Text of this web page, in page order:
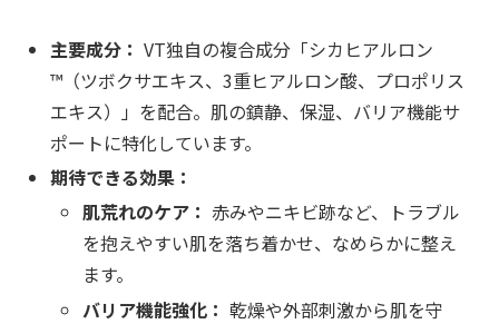
主要成分： VT独自の複合成分「シカヒアルロン
™（ツボクサエキス、3重ヒアルロン酸、プロポリス
エキス）」を配合。肌の鎮静、保湿、バリア機能サ
ポートに特化しています。
期待できる効果：
肌荒れのケア： 赤みやニキビ跡など、トラブル
を抱えやすい肌を落ち着かせ、なめらかに整え
ます。
バリア機能強化： 乾燥や外部刺激から肌を守